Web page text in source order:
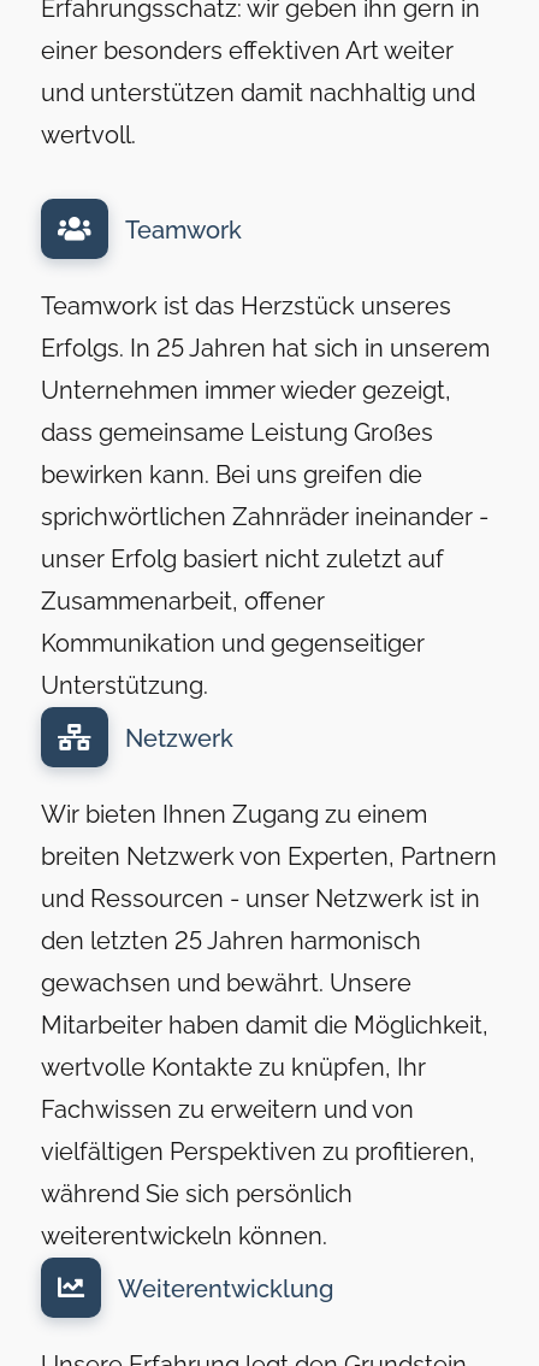
Erfahrungsschatz: wir geben ihn gern in
einer besonders effektiven Art weiter
und unterstützen damit nachhaltig und
wertvoll.
Teamwork
Teamwork ist das Herzstück unseres
Erfolgs. In 25 Jahren hat sich in unserem
Unternehmen immer wieder gezeigt,
dass gemeinsame Leistung Großes
bewirken kann. Bei uns greifen die
sprichwörtlichen Zahnräder ineinander -
unser Erfolg basiert nicht zuletzt auf
Zusammenarbeit, offener
Kommunikation und gegenseitiger
Unterstützung.
Netzwerk
Wir bieten Ihnen Zugang zu einem
breiten Netzwerk von Experten, Partnern
und Ressourcen - unser Netzwerk ist in
den letzten 25 Jahren harmonisch
gewachsen und bewährt. Unsere
Mitarbeiter haben damit die Möglichkeit,
wertvolle Kontakte zu knüpfen, Ihr
Fachwissen zu erweitern und von
vielfältigen Perspektiven zu profitieren,
während Sie sich persönlich
weiterentwickeln können.
Weiterentwicklung